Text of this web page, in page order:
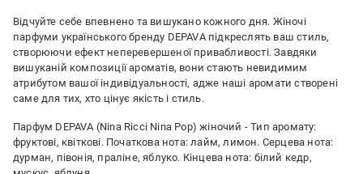
Відчуйте себе впевнено та вишукано кожного дня. Жіночі
парфуми українського бренду DEPAVA підкреслять ваш стиль,
створюючи ефект неперевершеної привабливості. Завдяки
вишуканій композиції ароматів, вони стають невидимим
атрибутом вашої індивідуальності, адже наші аромати створені
саме для тих, хто цінує якість і стиль.
Парфум DEPAVA (Nina Ricci Nina Pop) жіночий - Тип аромату:
фруктові, квіткові. Початкова нота: лайм, лимон. Серцева нота:
дурман, півонія, праліне, яблуко. Кінцева нота: білий кедр,